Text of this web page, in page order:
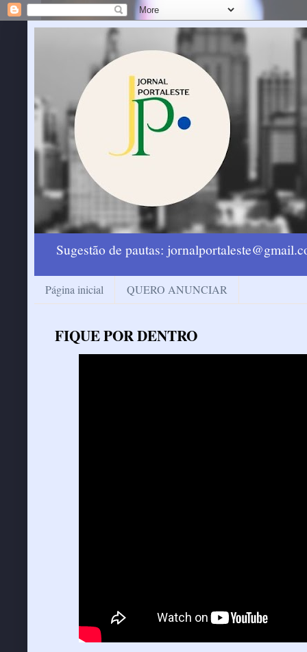
Sugestão de pautas:
Página inicial QUERO ANUNCIAR
FIQUE POR DENTRO